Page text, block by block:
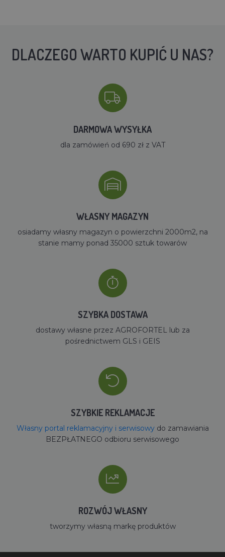
DLACZEGO WARTO KUPIĆ U NAS?
DARMOWA WYSYŁKA
dla zamówień od 690 zł z VAT
WŁASNY MAGAZYN
osiadamy własny magazyn o powierzchni 2000m2, na
stanie mamy ponad 35000 sztuk towarów
SZYBKA DOSTAWA
dostawy własne przez AGROFORTEL lub za
pośrednictwem GLS i GEIS
SZYBKIE REKLAMACJE
Własny portal reklamacyjny i serwisowydo zamawiania
BEZPŁATNEGO odbioru serwisowego
ROZWÓJ WŁASNY
tworzymy własną markę produktów